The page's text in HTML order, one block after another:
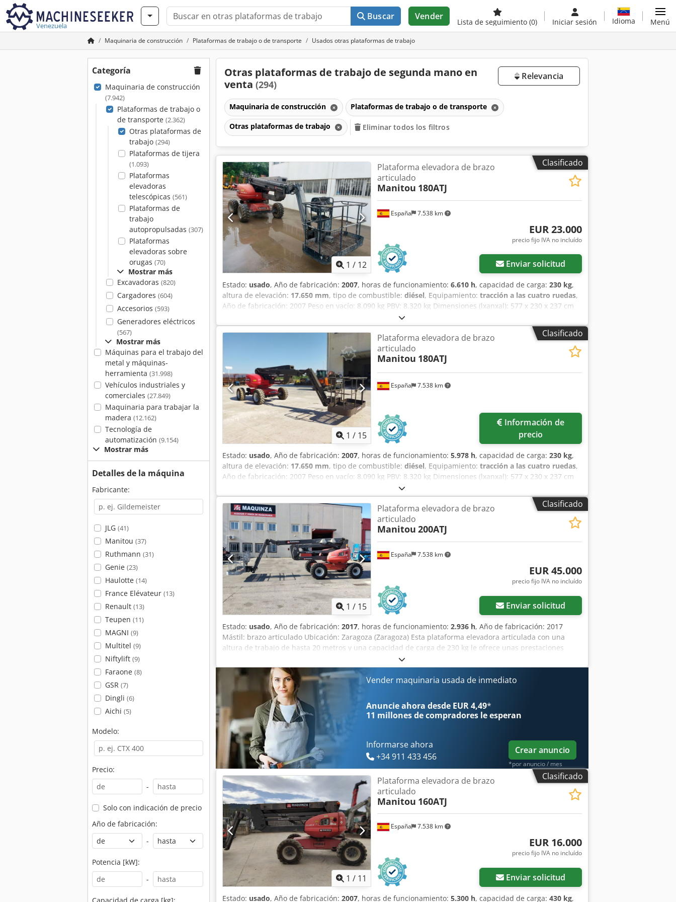
Venezuela
Buscar Vender
Lista de seguimiento (0) Iniciar sesión Idioma Menú
Maquinaria de construcción Plataformas de trabajo o de transporte Usados otras plataformas de trabajo
Categoría
Maquinaria de construcción
(7.942)
Plataformas de trabajo o
de transporte (2.362)
Otras plataformas de
trabajo (294)
Plataformas de tijera
(1.093)
Plataformas
elevadoras
telescópicas (561)
Plataformas de
trabajo
autopropulsadas (307)
Plataformas
elevadoras sobre
orugas (70)
Mostrar más
Excavadoras (820)
Cargadores (604)
Accesorios (593)
Generadores eléctricos
(567)
Mostrar más
Máquinas para el trabajo del
metal y máquinas-
herramienta (31.998)
Vehículos industriales y
comerciales (27.849)
Maquinaria para trabajar la
madera (12.162)
Tecnología de
automatización (9.154)
Mostrar más
Detalles de la máquina
Fabricante:
JLG (41)
Manitou (37)
Ruthmann (31)
Genie (23)
Haulotte (14)
France Elévateur (13)
Renault (13)
Teupen (11)
MAGNI (9)
Multitel (9)
Niftylift (9)
Faraone (8)
GSR (7)
Dingli (6)
Aichi (5)
Modelo:
Precio:
-
Solo con indicación de precio
Año de fabricación:
-
Potencia [kW]:
-
Otras plataformas de trabajo de segunda mano en
venta (294)
Relevancia
Maquinaria de construcción Plataformas de trabajo o de transporte
Otras plataformas de trabajo Eliminar todos los filtros
Clasificado
1 / 12
España 7.538 km
Plataforma elevadora de brazo
articulado
Manitou 180ATJ
EUR 23.000
precio fijo IVA no incluído
Enviar solicitud
Estado: usado, Año de fabricación: 2007, horas de funcionamiento: 6.610 h, capacidad de carga: 230 kg,
altura de elevación: 17.650 mm, tipo de combustible: diésel, Equipamiento: tracción a las cuatro ruedas,
Año de fabricación: 2007 Peso en vacío: 8.090 kg PBV: 8.320 kg Dimensiones (lxanxal): 577 x 230 x 237 cm
Dcodpfx Aey Nwxcedpsk Mástil: brazo articulado Altura de trabajo: 1.765 cm Ubicación: Bilbao (Vizcaya)
Esta plataforma elevadora articulada con una altura de trabajo de hasta 17,65 metros y una capacidad de
carga de 230 kg ofrece unas prestaciones idóneas para los trabajos de mantenimiento. Su facilidad de
uso y la batería de gran autonomía permiten sacar la máxima productividad a la jornada laboral. Modelo
de motor: 903.27 Rotación de torreta: 350º Pendiente franqueable: 40% Alcance: 10,6 m CE
Clasificado
1 / 15
España 7.538 km
Plataforma elevadora de brazo
articulado
Manitou 180ATJ
precio
Estado: usado, Año de fabricación: 2007, horas de funcionamiento: 5.978 h, capacidad de carga: 230 kg,
altura de elevación: 17.650 mm, tipo de combustible: diésel, Equipamiento: tracción a las cuatro ruedas,
Año de fabricación: 2007 Peso en vacío: 8.090 kg PBV: 8.320 kg Dimensiones (lxanxal): 577 x 230 x 237 cm
Mástil: brazo articulado Altura de trabajo: 1.765 cm Ubicación: Zaragoza (Zaragoza) Esta plataforma
elevadora articulada con una altura de trabajo de hasta 17,65 metros y una capacidad de carga de 230 kg.
ofrece unas prestaciones idóneas para los trabajos de mantenimiento. Su facilidad de uso y gran
capacidad del depósito permiten sacar la máxima productividad a la jornada laboral. precio: PRECIO A
CONSULTAR Modelo de motor: 903.27 Rotación de torreta: 350º Pendiente franqueable: 40% Alcance: 10,6
m CE Dedpfx Adoxnrcwspjck
Clasificado
1 / 15
España 7.538 km
Plataforma elevadora de brazo
articulado
Manitou 200ATJ
EUR 45.000
precio fijo IVA no incluído
Enviar solicitud
Estado: usado, Año de fabricación: 2017, horas de funcionamiento: 2.936 h, Año de fabricación: 2017
Mástil: brazo articulado Ubicación: Zaragoza (Zaragoza) Esta plataforma elevadora articulada con una
altura de trabajo de hasta 20 metros y una capacidad de carga de 230 kg le ofrece unas prestaciones
idóneas para los trabajos de mantenimiento. Su facilidad de uso y la batería de gran autonomía le
permitirá sacar la máxima productividad a su jornada laboral. CE Dcsdsy Nwzkjpfx Adpjk
Vender maquinaria usada de inmediato
Anuncie ahora desde EUR 4,49*
11 millones de compradores le esperan
Informarse ahora
+34 911 433 456
Crear anuncio
*por anuncio / mes
Clasificado
1 / 11
España 7.538 km
Plataforma elevadora de brazo
articulado
Manitou 160ATJ
EUR 16.000
precio fijo IVA no incluído
Enviar solicitud
Estado: usado, Año de fabricación: 2007, horas de funcionamiento: 5.300 h, capacidad de carga: 430 kg,